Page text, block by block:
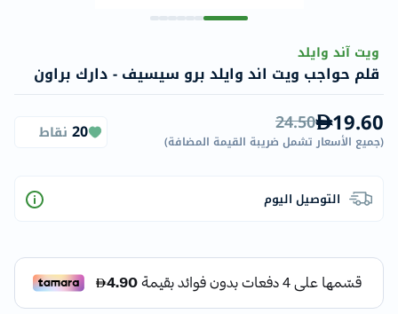
ويت آند وايلد
قلم حواجب ويت اند وايلد برو سيسيف - دارك براون
19.60
24.50
(جميع الأسعار تشمل ضريبة القيمة المضافة)
20 نقاط
التوصيل اليوم